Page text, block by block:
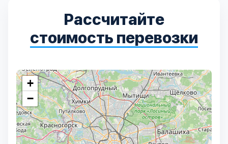
Рассчитайте
стоимость перевозки
+
−
Егорьевский
Истринский 11
Каширский 2